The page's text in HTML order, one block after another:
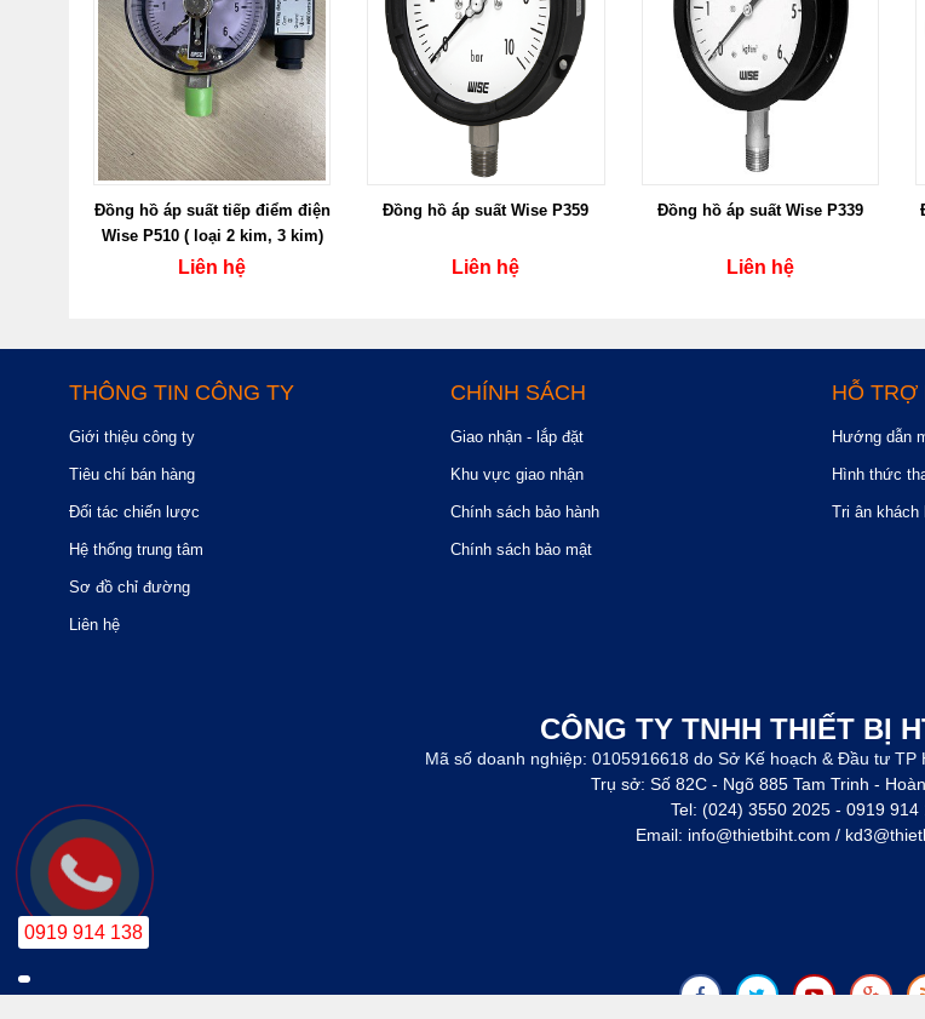
Đồng hồ áp suất tiếp điểm điện
Wise P510 ( loại 2 kim, 3 kim)
Liên hệ
Đồng hồ áp suất Wise P359
Liên hệ
Đồng hồ áp suất Wise P339
Liên hệ
THÔNG TIN CÔNG TY
Giới thiệu công ty
Tiêu chí bán hàng
Đối tác chiến lược
Hệ thống trung tâm
Sơ đồ chỉ đường
Liên hệ
CHÍNH SÁCH
Giao nhận - lắp đặt
Khu vực giao nhận
Chính sách bảo hành
Chính sách bảo mật
HỖ TRỢ
Hướng dẫn
Hình thức
Tri ân khách
CÔNG TY TNHH THIẾT BỊ
Mã số doanh nghiệp: 0105916618 do Sở Kế hoạch & Đầu tư TP
Trụ sở: Số 82C - Ngõ 885 Tam Trinh -
Tel: (024) 3550 2025 - 0919 914
Email: info@thietbiht.com /
0919 914 138